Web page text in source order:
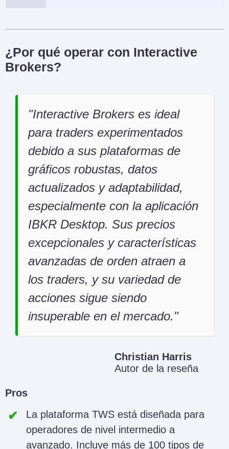
¿Por qué operar con Interactive
Brokers?
Interactive Brokers es ideal
para traders experimentados
debido a sus plataformas de
gráficos robustas, datos
actualizados y adaptabilidad,
especialmente con la aplicación
IBKR Desktop. Sus precios
excepcionales y características
avanzadas de orden atraen a
los traders, y su variedad de
acciones sigue siendo
insuperable en el mercado.
Christian Harris
Autor de la reseña
Pros
La plataforma TWS está diseñada para
operadores de nivel intermedio a
avanzado. Incluye más de 100 tipos de